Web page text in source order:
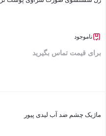
ناموجود
برای قیمت تماس بگیرید
ماژیک چشم ضد آب لیدی پیور